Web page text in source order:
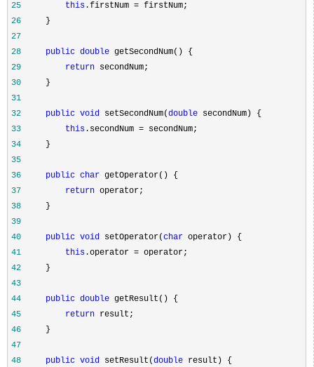
25
this .firstNum =
26
27
28
public double
29
return
30
31
32
public void setSecondNum(double
33
this .secondNum =
34
35
36
public char
37
return
38
39
40
public void setOperator(char
41
this .operator =
42
43
44
public double
45
return
46
47
48
public void setResult(double